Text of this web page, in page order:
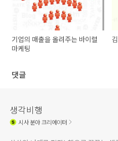
기업의 매출을 올려주는 바이럴
마케팅
댓글
생각비행
시사분야 크리에이터